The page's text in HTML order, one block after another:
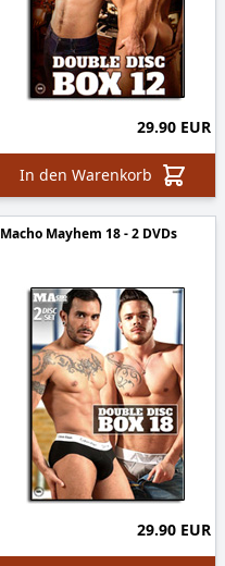
29.90 EUR
In den Warenkorb
Macho Mayhem 18 - 2 DVDs
29.90 EUR